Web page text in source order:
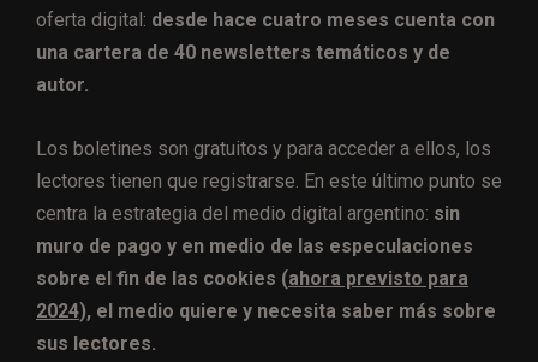
oferta digital: desde hace cuatro meses cuenta con
una cartera de 40 newsletters temáticos y de
autor.
Los boletines son gratuitos y para acceder a ellos, los
lectores tienen que registrarse. En este último punto se
centra la estrategia del medio digital argentino: sin
muro de pago y en medio de las especulaciones
sobre el fin de las cookies (ahora previsto para
2024), el medio quiere y necesita saber más sobre
sus lectores.